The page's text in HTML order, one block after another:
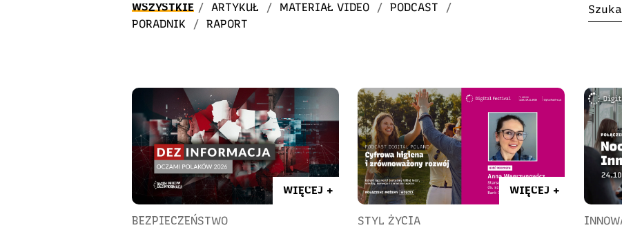
WSZYSTKIE / ARTYKUŁ / MATERIAŁ VIDEO / PODCAST
/
PORADNIK
/ RAPORT
WIĘCEJ +
BEZPIECZEŃSTWO
WIĘCEJ +
STYL ŻYCIA